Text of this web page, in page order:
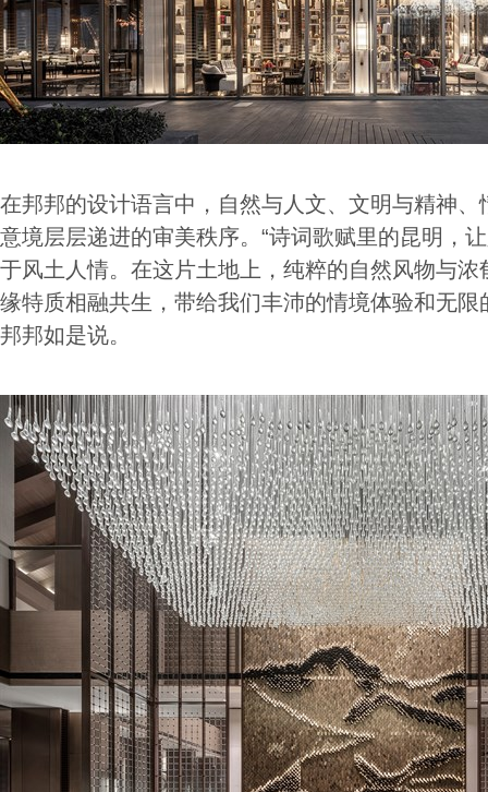
在邦邦的设计语言中，自然与人文、文明与精神
意境层层递进的审美秩序。“诗词歌赋里的昆明，
于风土人情。在这片土地上，纯粹的自然风物与
缘特质相融共生，带给我们丰沛的情境体验和无限
邦邦如是说。